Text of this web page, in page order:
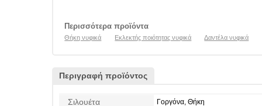
Περισσότερα προϊόντα
Θήκη νυφικά Εκλεκτής ποιότητας νυφικά Δαντέλα νυφικά
Περιγραφή προϊόντος
Σιλουέτα Γοργόνα, Θήκη